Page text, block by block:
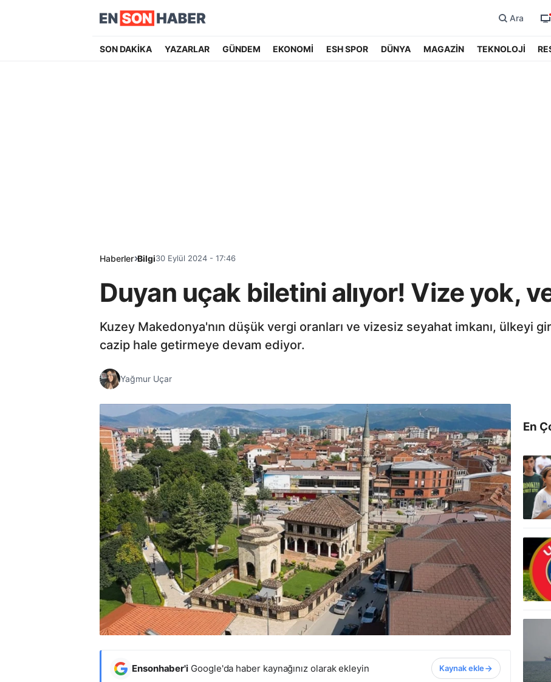
Ara
SON DAKİKA YAZARLAR GÜNDEM EKONOMİ ESH SPOR DÜNYA MAGAZİN TEKNOLOJİ
Haberler Bilgi30 Eylül 2024 - 17:46
Duyan uçak biletini alıyor! Vize yok,
Kuzey Makedonya'nın düşük vergi oranları ve vizesiz seyahat imkanı, ülkeyi
cazip hale getirmeye devam ediyor.
Yağmur Uçar
Ensonhaber'i Google'da haber kaynağınız olarak ekleyin Kaynak ekle
En